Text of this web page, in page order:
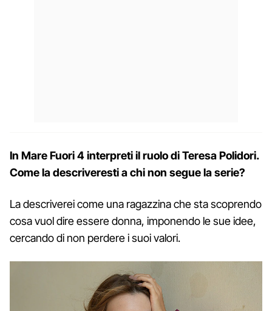
In Mare Fuori 4 interpreti il ruolo di Teresa Polidori.
Come la descriveresti a chi non segue la serie?
La descriverei come una ragazzina che sta scoprendo
cosa vuol dire essere donna, imponendo le sue idee,
cercando di non perdere i suoi valori.